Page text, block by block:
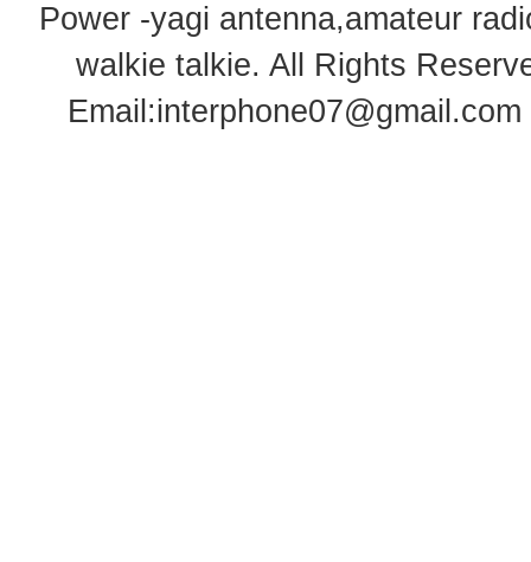
Power -yagi antenna,amateur
walkie talkie. All Rights
Email:interphone07@gmail.com